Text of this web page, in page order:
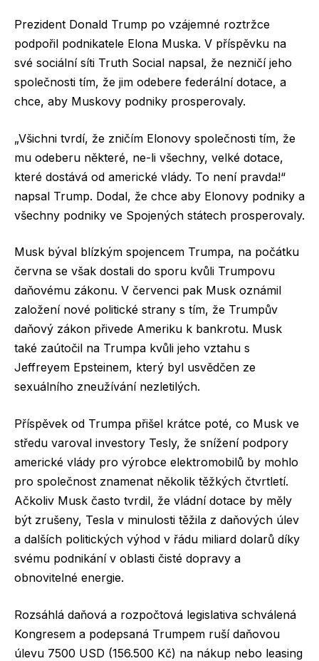
Prezident Donald Trump po vzájemné roztržce
podpořil podnikatele Elona Muska. V příspěvku na
své sociální síti Truth Social napsal, že nezničí jeho
společnosti tím, že jim odebere federální dotace, a
chce, aby Muskovy podniky prosperovaly.
„Všichni tvrdí, že zničím Elonovy společnosti tím, že
mu odeberu některé, ne-li všechny, velké dotace,
které dostává od americké vlády. To není pravda!“
napsal Trump. Dodal, že chce aby Elonovy podniky a
všechny podniky ve Spojených státech prosperovaly.
Musk býval blízkým spojencem Trumpa, na počátku
června se však dostali do sporu kvůli Trumpovu
daňovému zákonu. V červenci pak Musk oznámil
založení nové politické strany s tím, že Trumpův
daňový zákon přivede Ameriku k bankrotu. Musk
také zaútočil na Trumpa kvůli jeho vztahu s
Jeffreyem Epsteinem, který byl usvědčen ze
sexuálního zneužívání nezletilých.
Příspěvek od Trumpa přišel krátce poté, co Musk ve
středu varoval investory Tesly, že snížení podpory
americké vlády pro výrobce elektromobilů by mohlo
pro společnost znamenat několik těžkých čtvrtletí.
Ačkoliv Musk často tvrdil, že vládní dotace by měly
být zrušeny, Tesla v minulosti těžila z daňových úlev
a dalších politických výhod v řádu miliard dolarů díky
svému podnikání v oblasti čisté dopravy a
obnovitelné energie.
Rozsáhlá daňová a rozpočtová legislativa schválená
Kongresem a podepsaná Trumpem ruší daňovou
úlevu 7500 USD (156.500 Kč) na nákup nebo leasing